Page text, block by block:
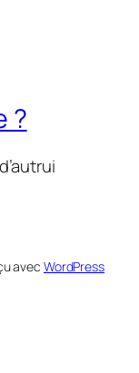
?
avec WordPress